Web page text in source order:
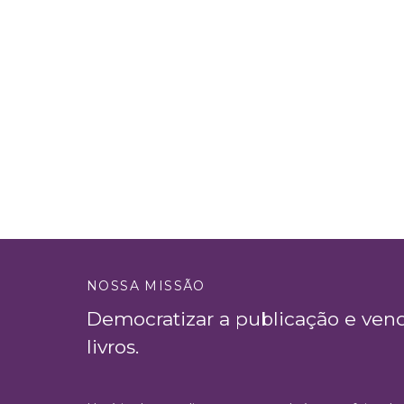
NOSSA MISSÃO
Democratizar a publicação e
livros.